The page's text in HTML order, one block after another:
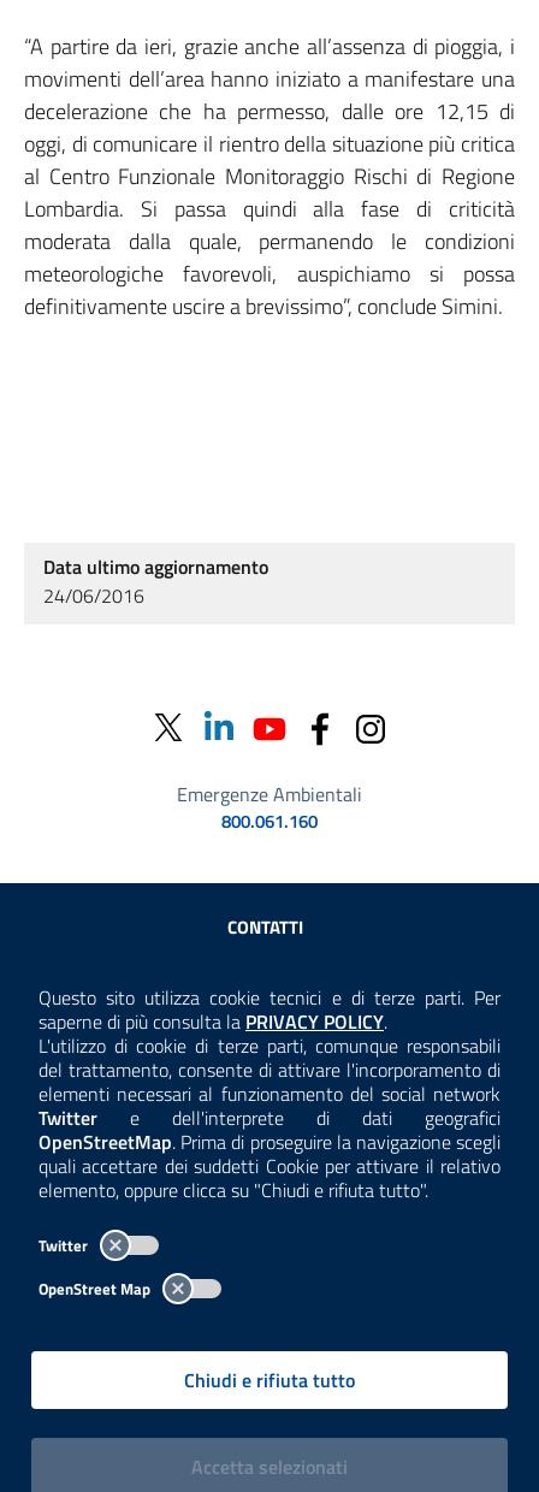
Questo sito utilizza cookie tecnici e di terze parti. Per
saperne di più consulta la Consulta la
PRIVACY POLICY.
L'utilizzo di cookie di terze parti, comunque responsabili
del trattamento, consente di attivare l'incorporamento di
elementi necessari al funzionamento del social network
Twitter e dell'interprete di dati geografici
OpenStreetMap. Prima di proseguire la navigazione scegli
quali accettare dei suddetti Cookie per attivare il relativo
elemento, oppure clicca su "Chiudi e rifiuta tutto".
Twitter
OpenStreet Map
Chiudi e rifiuta tutto
Accettai cookies
selezionati
“A partire da ieri, grazie anche all’assenza di pioggia, i
movimenti dell’area hanno iniziato a manifestare una
decelerazione che ha permesso, dalle ore 12,15 di
oggi, di comunicare il rientro della situazione più critica
al Centro Funzionale Monitoraggio Rischi di Regione
Lombardia. Si passa quindi alla fase di criticità
moderata dalla quale, permanendo le condizioni
meteorologiche favorevoli, auspichiamo si possa
definitivamente uscire a brevissimo”, conclude Simini.
Data ultimo aggiornamento
24/06/2016
Emergenze Ambientali
800.061.160
Sezione Link Utili
CONTATTI
ANTICORRUZIONE
ACCESSIBILITÀ
COOKIE E PRIVACY
TEMI A-Z
Per l'utilizzo del logo e dei dati fare riferimento al regolamento
consultabile aquesta pagina
P.IVA: 13015060158 | CUU-PA: UFCPQZ